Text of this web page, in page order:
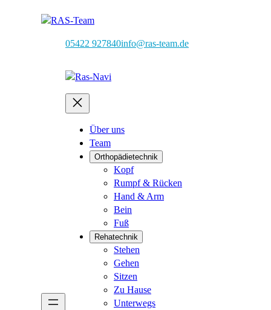
05422 927840info@ras-team.de
Über uns
Team
Orthopädietechnik
Kopf
Rumpf & Rücken
Hand & Arm
Bein
Fuß
Rehatechnik
Stehen
Gehen
Sitzen
Zu Hause
Unterwegs